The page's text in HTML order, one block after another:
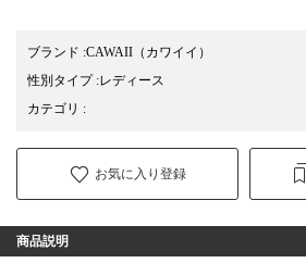
ブランド :CAWAII （カワイイ）
性別タイプ:レディース
カテゴリ :
お気に入り登録
商品説明